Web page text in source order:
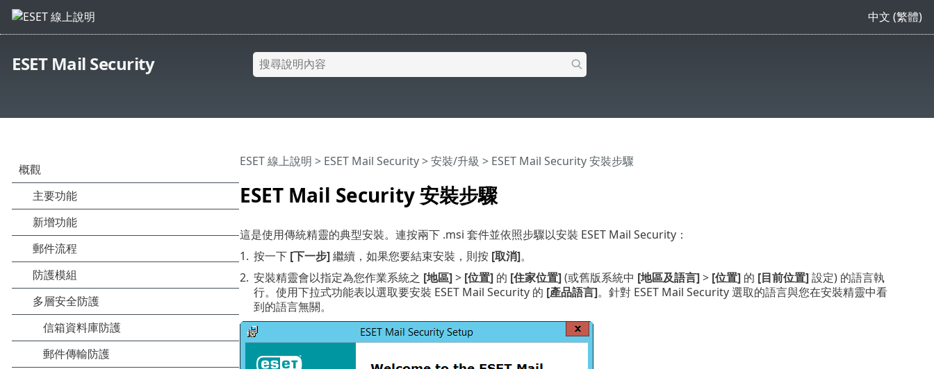
中文 (繁體)
ESET Mail Security
ESET Mail Security 安裝步驟
ESET 線上說明 > ESET Mail Security>安裝/升級 > ESET Mail Security 安裝步驟
這是使用傳統精靈的典型安裝。連按兩下 .msi 套件並依照步驟以安裝 ESET Mail Security：
1. 按一下 [下一步]繼續，如果您要結束安裝，則按 [取消]。
2. 安裝精靈會以指定為您作業系統之 [地區]> [位置]的 [住家位置](或舊版系統中 [地區及語言]> [位置]的 [目前位置]設定) 的語言執
行。使用下拉式功能表以選取要安裝 ESET Mail Security 的 [產品語言]。針對 ESET Mail Security 選取的語言與您在安裝精靈中看
到的語言無關。